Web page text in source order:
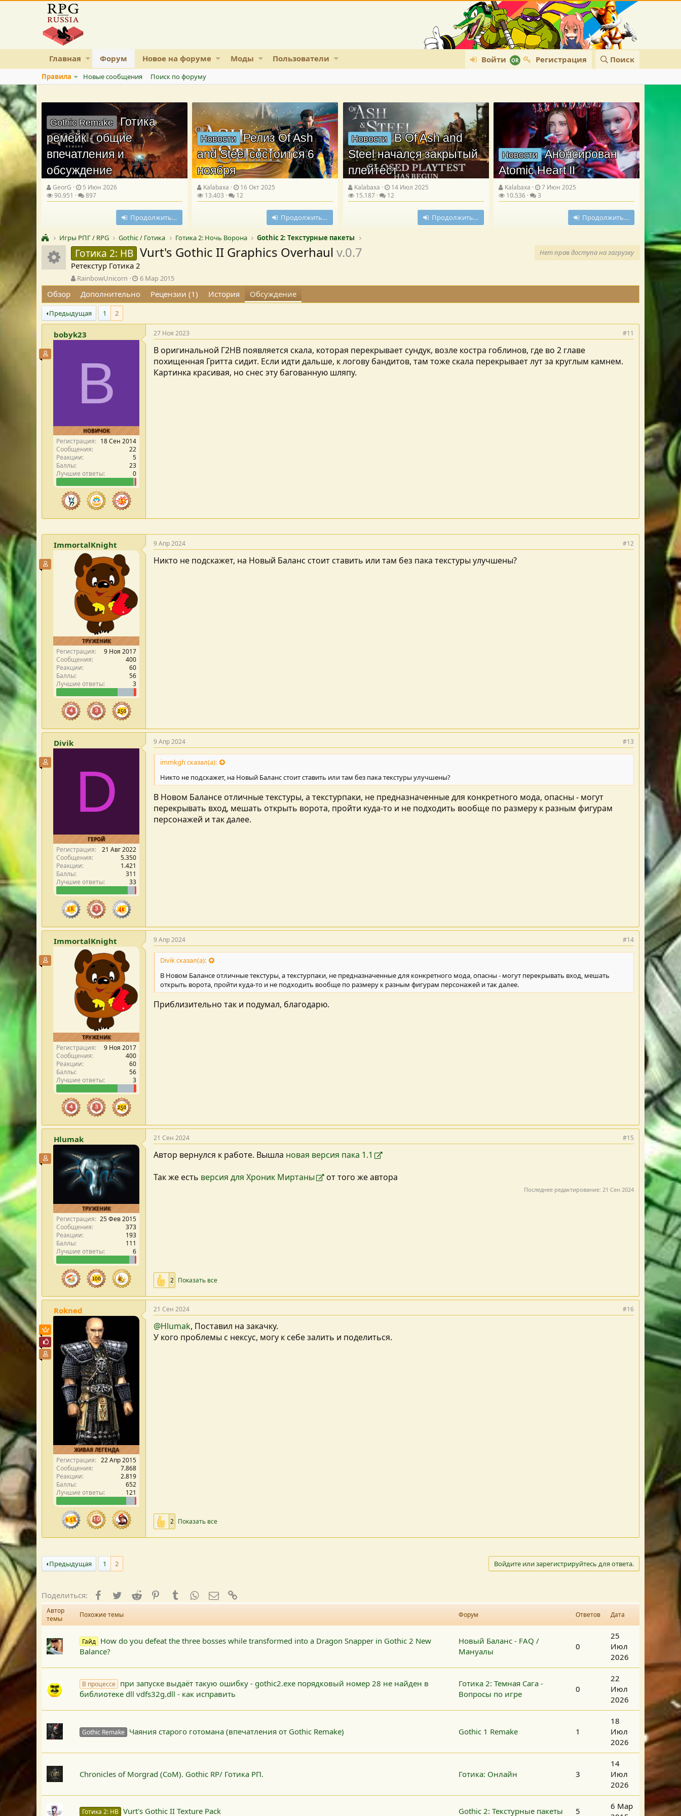
Главная Форум Новое на форуме Моды Пользователи Войти Регистрация Поиск
Правила Новые сообщения Поиск по форуму
Gothic Remake Готика
ремейк - общие
впечатления и
обсуждение
GeorG
5 Июн 2026
90.951
897
Продолжить…
Новости Релиз Of Ash
and Steel состоится 6
ноября
Kalabaxa
16 Окт 2025
13.403
12
Продолжить…
Новости В Of Ash and
Steel начался закрытый
плейтест
Kalabaxa
14 Июл 2025
15.187
12
Продолжить…
Новости Анонсирован
Atomic Heart II
Kalabaxa
7 Июн 2025
10.536
3
Продолжить…
Игры РПГ / RPG Gothic / Готика Готика 2: Ночь Ворона Gothic 2: Текстурные пакеты
Иконка ресурса
Готика 2: НВ Vurt's Gothic II Graphics Overhaulv.0.7 Нет прав доступа на загрузку
Ретекстур Готика 2
А
в
о
р
т
е
м
RainbowUnicorn
Д
а
т
а
о
д
6 Мар 2015
Обзор Дополнительно Рецензии (1) История Обсуждение
Предыдущая 1 2
bobyk23
B
НОВИЧОК
Регистрация
18 Сен 2014
Сообщения
22
Реакции
5
Баллы
23
Лучшие ответы
0
27 Ноя 2023 #11
В оригинальной Г2НВ появляется скала, которая перекрывает сундук, возле костра гоблинов, где во 2 главе
похищенная Гритта сидит. Если идти дальше, к логову бандитов, там тоже скала перекрывает лут за круглым камнем.
Картинка красивая, но снес эту багованную шляпу.
ImmortalKnight
ТРУЖЕНИК
Участник форума
Регистрация
9 Ноя 2017
Сообщения
400
Реакции
60
Баллы
56
Лучшие ответы
3
9 Апр 2024 #12
Никто не подскажет, на Новый Баланс стоит ставить или там без пака текстуры улучшены?
Divik
D
ГЕРОЙ
Регистрация
21 Авг 2022
Сообщения
5.350
Реакции
1.421
Баллы
311
Лучшие ответы
33
9 Апр 2024 #13
immkgh сказал(а):
Никто не подскажет, на Новый Баланс стоит ставить или там без пака текстуры улучшены?
В Новом Балансе отличные текстуры, а текстурпаки, не предназначенные для конкретного мода, опасны - могут
перекрывать вход, мешать открыть ворота, пройти куда-то и не подходить вообще по размеру к разным фигурам
персонажей и так далее.
ImmortalKnight
ТРУЖЕНИК
Участник форума
Регистрация
9 Ноя 2017
Сообщения
400
Реакции
60
Баллы
56
Лучшие ответы
3
9 Апр 2024 #14
Divik сказал(а):
В Новом Балансе отличные текстуры, а текстурпаки, не предназначенные для конкретного мода, опасны - могут перекрывать вход, мешать
открыть ворота, пройти куда-то и не подходить вообще по размеру к разным фигурам персонажей и так далее.
Приблизительно так и подумал, благодарю.
Hlumak
ТРУЖЕНИК
Участник форума
Регистрация
25 Фев 2015
Сообщения
373
Реакции
193
Баллы
111
Лучшие ответы
6
21 Сен 2024 #15
Автор вернулся к работе. Вышла новая версия пака 1.1
Так же есть версия для Хроник Миртаны от того же автора
Последнее редактирование: 21 Сен 2024
2 Показать все
Rokned
ЖИВАЯ ЛЕГЕНДА
Пользователь VIP
Почётный пользователь
Участник форума
Регистрация
22 Апр 2015
Сообщения
7.868
Реакции
2.819
Баллы
652
Лучшие ответы
121
21 Сен 2024 #16
@Hlumak, Поставил на закачку.
У кого проблемы с нексус, могу к себе залить и поделиться.
2 Показать все
Предыдущая 1 2 Войдите или зарегистрируйтесь для ответа.
Поделиться: Facebook
TwitterReddit PinterestTumblrWhatsApp
E-mail
Автор
темы
Похожие темы Форум Ответов Дата
Гайд How do you defeat the three bosses while transformed into a Dragon Snapper in Gothic 2 New
Balance?
Новый Баланс - FAQ /
Мануалы
0
25
Июл
2026
В процессе при запуске выдаёт такую ошибку - gothic2.exe порядковый номер 28 не найден в
библиотеке dll vdfs32g.dll - как исправить
Готика 2: Темная Сага -
Вопросы по игре
0
22
Июл
2026
Gothic Remake Чаяния старого готомана (впечатления от Gothic Remake) Gothic 1 Remake 1
18
Июл
2026
Chronicles of Morgrad (CoM). Gothic RP/ Готика РП. Готика: Онлайн 3
14
Июл
2026
Готика 2: НВ Vurt's Gothic II Texture Pack Gothic 2: Текстурные пакеты 5
6 Мар